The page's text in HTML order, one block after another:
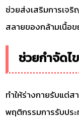
ช่วยส่งเสริมการเจ
สลายของกล้ามเนื้อ
ช่วยกำจัดไ
ทำให้ร่างกายรับแต่ส
พฤติกรรมการรับปร